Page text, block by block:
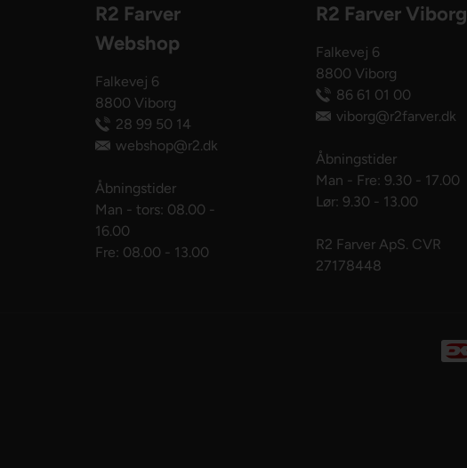
R2 Farver
Webshop
Falkevej 6
8800 Viborg
28 99 50 14
webshop@r2.dk
Åbningstider
Man - tors: 08.00 -
16.00
Fre: 08.00 - 13.00
R2 Farver Viborg
Falkevej 6
8800 Viborg
86 61 01 00
viborg@r2farver.dk
Åbningstider
Man - Fre: 9.30 - 17.00
Lør: 9.30 - 13.00
R2 Farver ApS. CVR
27178448